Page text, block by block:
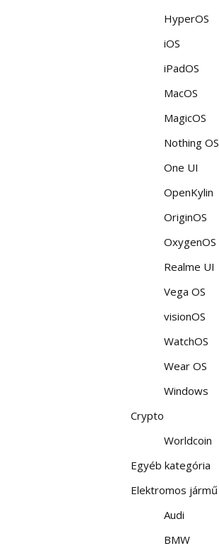
HyperOS
iOS
iPadOS
MacOS
MagicOS
Nothing OS
One UI
OpenKylin
OriginOS
OxygenOS
Realme UI
Vega OS
visionOS
WatchOS
Wear OS
Windows
Crypto
Worldcoin
Egyéb kategória
Elektromos jármű
Audi
BMW